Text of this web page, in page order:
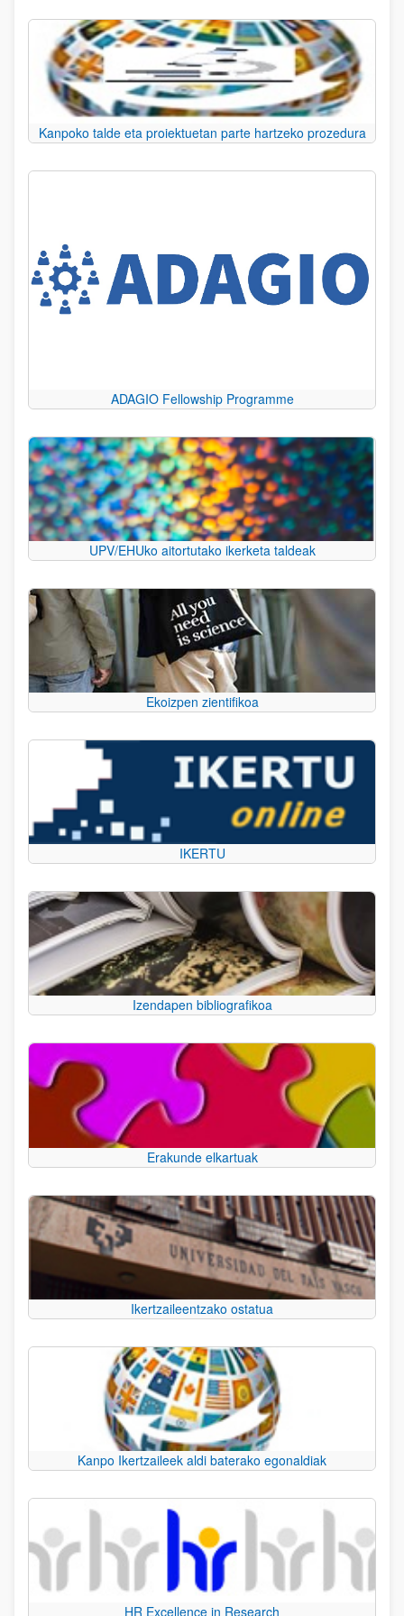
Kanpoko talde eta proiektuetan parte hartzeko prozedura
ADAGIO Fellowship Programme
UPV/EHUko aitortutako ikerketa taldeak
Ekoizpen zientifikoa
IKERTU
Izendapen bibliografikoa
Erakunde elkartuak
Ikertzaileentzako ostatua
Kanpo Ikertzaileek aldi baterako egonaldiak
HR Excellence in Research